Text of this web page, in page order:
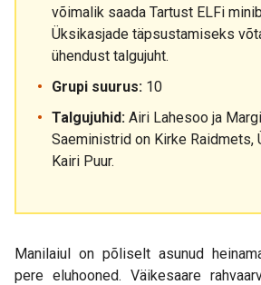
võimalik saada Tartust ELFi
Üksikasjade täpsustamiseks
ühendust talgujuht.
Grupi suurus: 10
Talgujuhid: Airi Lahesoo ja
Saeministrid on Kirke Raidmets,
Kairi Puur.
Manilaiul on põliselt asunud
pere eluhooned. Väikesaare